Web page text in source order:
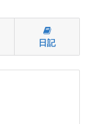
日記